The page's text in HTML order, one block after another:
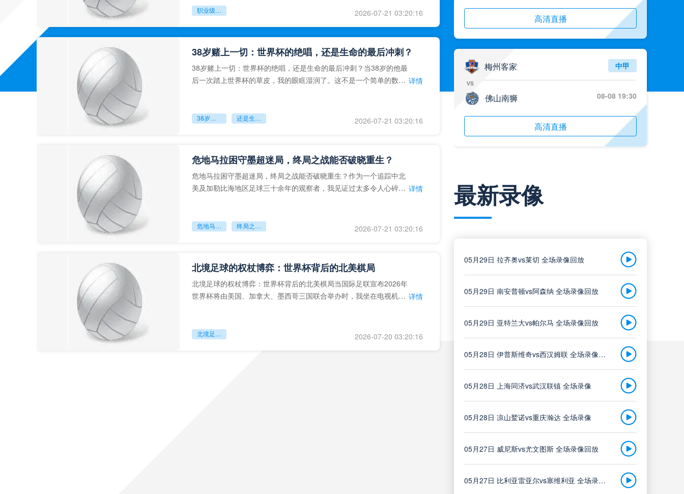
职业级冲刺强度设为世界杯体能硬门槛 2026-07-21 03:20:16
38岁赌上一切：世界杯的绝唱，还是生命的最后冲刺？
38岁赌上一切：世界杯的绝唱，还是生命的最后冲刺？当38岁的他最
后一次踏上世界杯的草皮，我的眼眶湿润了。这不是一个简单的数
详情
38岁赌上一切：世界杯的绝唱 还是生命的最后冲刺？ 2026-07-21 03:20:16
危地马拉困守墨超迷局，终局之战能否破晓重生？
危地马拉困守墨超迷局，终局之战能否破晓重生？作为一个追踪中北
美及加勒比海地区足球三十余年的观察者，我见证过太多令人心碎的 详情
危地马拉困守墨超迷局 终局之战能否破晓重生？ 2026-07-21 03:20:16
北境足球的权杖博弈：世界杯背后的北美棋局
北境足球的权杖博弈：世界杯背后的北美棋局当国际足联宣布2026年
世界杯将由美国、加拿大、墨西哥三国联合举办时，我坐在电视机
详情
北境足球的权杖博弈：世界杯背后的北美棋局 2026-07-20 03:20:16
高清直播
梅州客家
vs
佛山南狮
中甲
08-08 19:30
高清直播
vs
南通支云
中超
高清直播
大连英博
辽宁铁人
中超
08-08 19:35
高清直播
最新录像
05月29日 拉齐奥vs莱切 全场录像回放
05月29日 南安普顿vs阿森纳 全场录像回放
05月29日 亚特兰大vs帕尔马 全场录像回放
05月28日 伊普斯维奇vs西汉姆联 全场录像回放
05月28日 上海同济vs武汉联镇 全场录像
05月28日 凉山鹫诺vs重庆瀚达 全场录像
05月27日 威尼斯vs尤文图斯 全场录像回放
05月27日 比利亚雷亚尔vs塞维利亚 全场录像回放